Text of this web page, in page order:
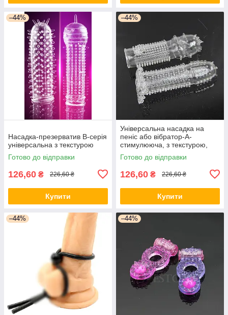
–44%
Насадка-презерватив В-серія
універсальна з текстурою
Готово до відправки
126,60 ₴ 226,60 ₴
Купити
–44%
Універсальна насадка на
пеніс або вібратор-А-
стимулююча, з текстурою,
посилення відчуттів
Готово до відправки
126,60 ₴ 226,60 ₴
Купити
–44% –44%